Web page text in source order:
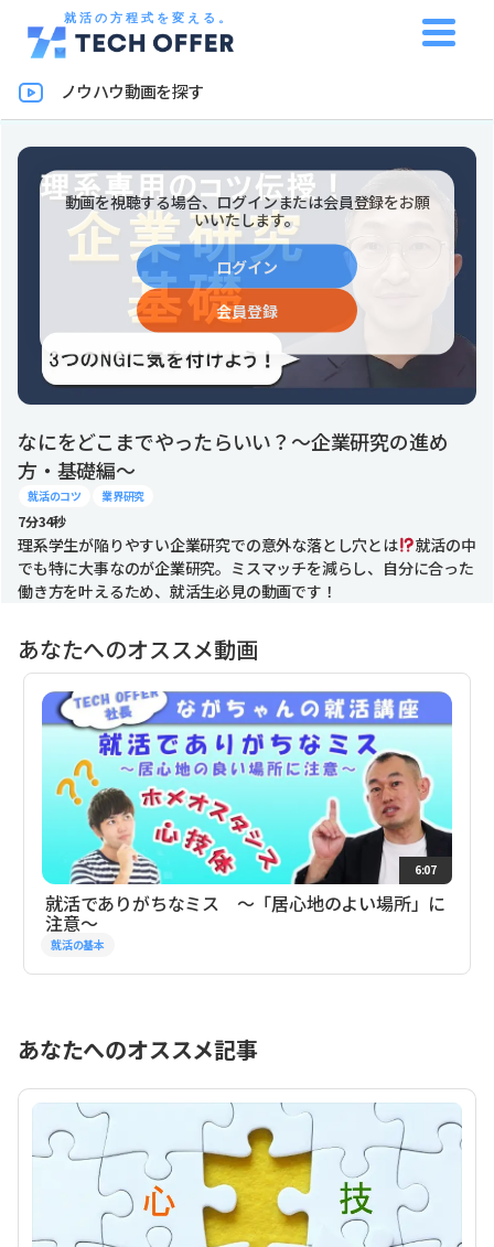
就活の方程式を変える。
ノウハウ動画を探す
動画を視聴する場合、ログインまたは会員登録をお願
いいたします。
ログイン
会員登録
なにをどこまでやったらいい？～企業研究の進め
方・基礎編～
就活のコツ 業界研究
7分34秒
理系学生が陥りやすい企業研究での意外な落とし穴とは
就活の中
でも特に大事なのが企業研究。ミスマッチを減らし、自分に合った
働き方を叶えるため、就活生必見の動画です！
あなたへのオススメ動画
6:07
就活でありがちなミス 〜「居心地のよい場所」に
注意〜
就活の基本
あなたへのオススメ記事